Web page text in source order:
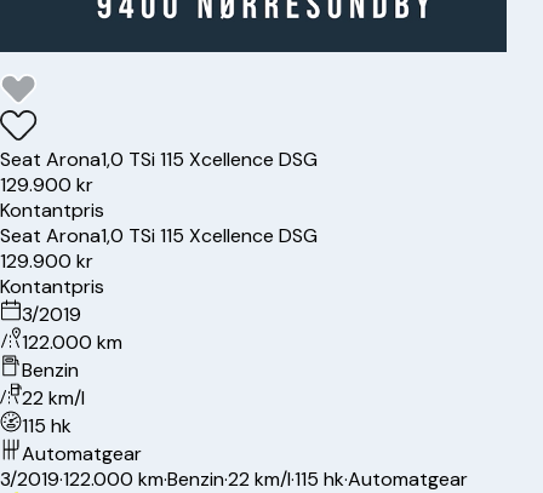
Seat Arona1,0 TSi 115 Xcellence DSG
129.900 kr
Kontantpris
Seat Arona1,0 TSi 115 Xcellence DSG
129.900 kr
Kontantpris
3/2019
122.000 km
Benzin
22 km/l
115 hk
Automatgear
3/2019·122.000 km·Benzin·22 km/l·115 hk·Automatgear